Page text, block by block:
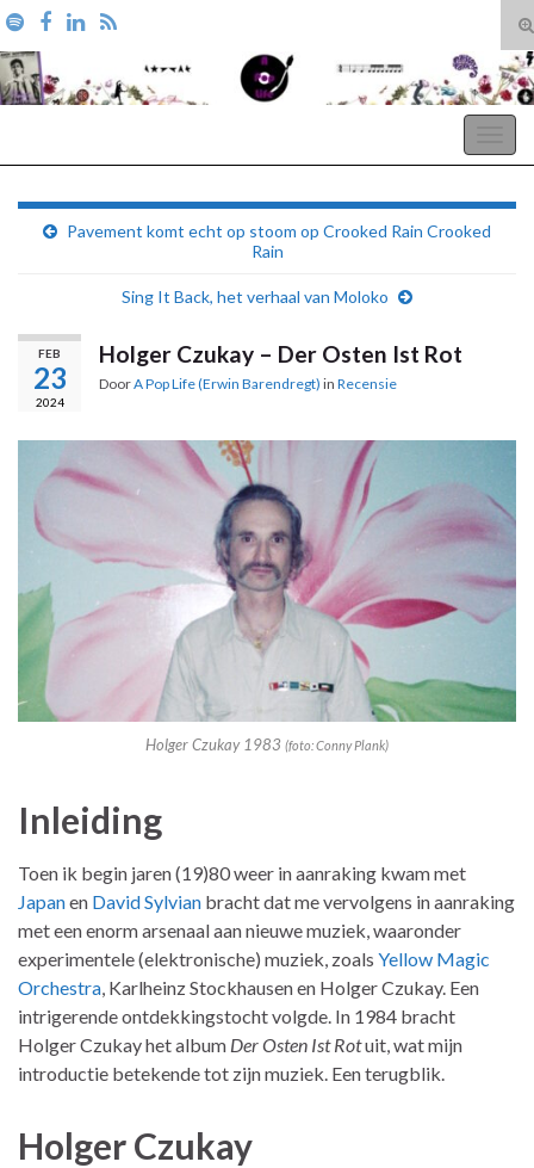
Search for:
Pavement komt echt op stoom op Crooked Rain Crooked
Rain
Sing It Back, het verhaal van Moloko
FEB
23
2024
Holger Czukay – Der Osten Ist Rot
DoorA Pop Life (Erwin Barendregt) in Recensie
Holger Czukay 1983 (foto: Conny Plank)
Inleiding
Toen ik begin jaren (19)80 weer in aanraking kwam met
Japanen David Sylvian bracht dat me vervolgens in aanraking
met een enorm arsenaal aan nieuwe muziek, waaronder
experimentele (elektronische) muziek, zoals Yellow Magic
Orchestra , Karlheinz Stockhausen en Holger Czukay. Een
intrigerende ontdekkingstocht volgde. In 1984 bracht
Holger Czukay het album Der Osten Ist Rotuit, wat mijn
introductie betekende tot zijn muziek. Een terugblik.
Holger Czukay